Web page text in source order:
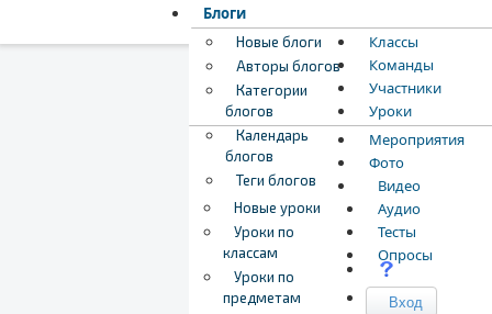
Блоги
Новые блоги
Авторы блогов
Категории
блогов
Календарь
блогов
Теги блогов
Классы
Команды
Участники
Уроки
Новые уроки
Уроки по
классам
Уроки по
предметам
Мероприятия
Фото
Видео
Аудио
Тесты
Опросы
Вход
Загрузка обложки... Перетащите
Бероев Егор